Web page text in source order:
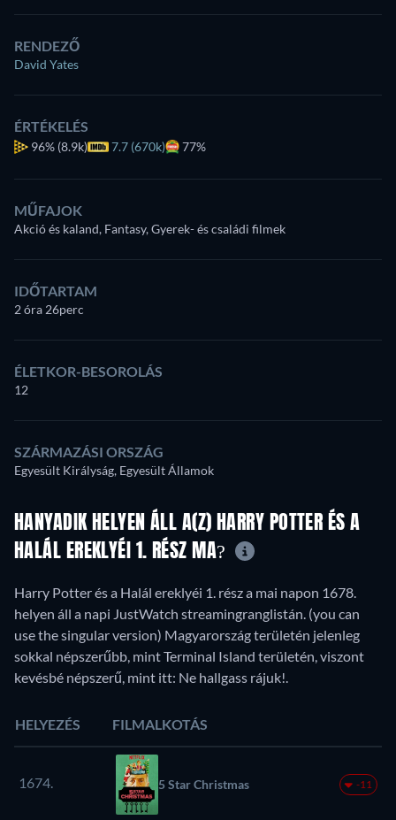
RENDEZŐ
David Yates
ÉRTÉKELÉS
96% (8.9k) 7.7 (670k) 77%
MŰFAJOK
Akció és kaland, Fantasy, Gyerek- és családi filmek
IDŐTARTAM
2 óra 26perc
ÉLETKOR-BESOROLÁS
12
SZÁRMAZÁSI ORSZÁG
Egyesült Királyság, Egyesült Államok
HANYADIK HELYEN ÁLL A(Z) HARRY POTTER ÉS A
HALÁL EREKLYÉI 1. RÉSZ MA?
Harry Potter és a Halál ereklyéi 1. rész a mai napon 1678.
helyen áll a napi JustWatch streamingranglistán. (you can
use the singular version) Magyarország területén jelenleg
sokkal népszerűbb, mint Terminal Island területén, viszont
kevésbé népszerű, mint itt: Ne hallgass rájuk!.
HELYEZÉS FILMALKOTÁS
1674. 5 Star Christmas -11